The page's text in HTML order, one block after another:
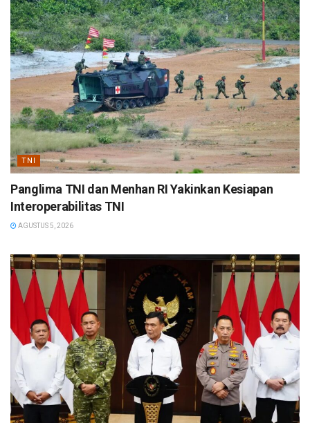
TNI
Panglima TNI dan Menhan RI Yakinkan Kesiapan
Interoperabilitas TNI
AGUSTUS 5, 2026